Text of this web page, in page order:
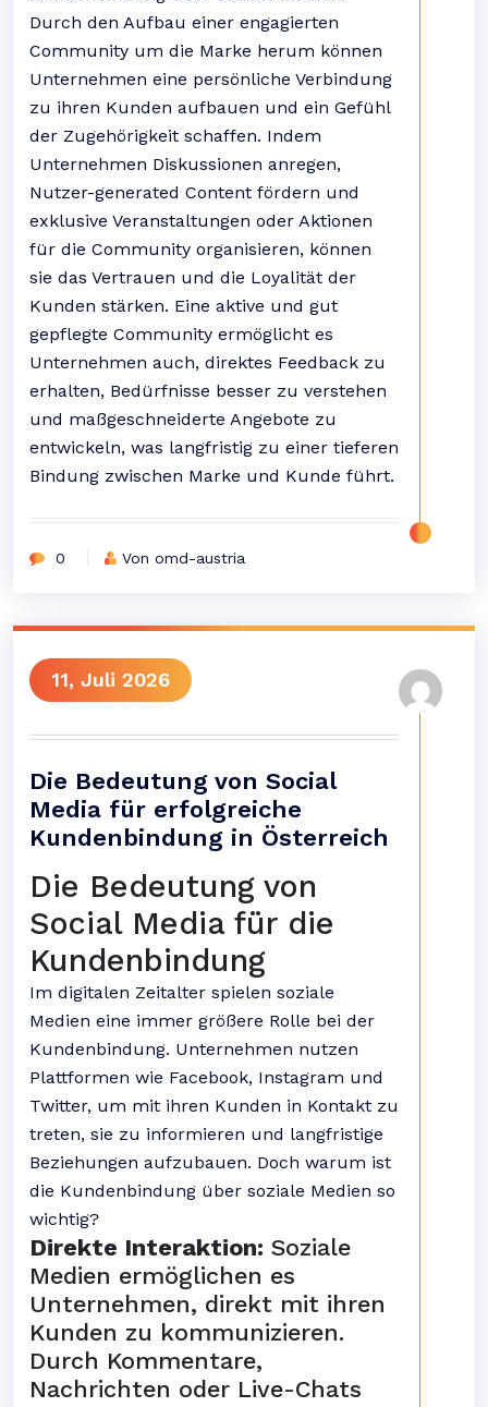
Durch den Aufbau einer engagierten
Community um die Marke herum können
Unternehmen eine persönliche Verbindung
zu ihren Kunden aufbauen und ein Gefühl
der Zugehörigkeit schaffen. Indem
Unternehmen Diskussionen anregen,
Nutzer-generated Content fördern und
exklusive Veranstaltungen oder Aktionen
für die Community organisieren, können
sie das Vertrauen und die Loyalität der
Kunden stärken. Eine aktive und gut
gepflegte Community ermöglicht es
Unternehmen auch, direktes Feedback zu
erhalten, Bedürfnisse besser zu verstehen
und maßgeschneiderte Angebote zu
entwickeln, was langfristig zu einer tieferen
Bindung zwischen Marke und Kunde führt.
0 Von omd-austria
11, Juli 2026
Die Bedeutung von Social
Media für erfolgreiche
Kundenbindung in Österreich
Die Bedeutung von
Social Media für die
Kundenbindung
Im digitalen Zeitalter spielen soziale
Medien eine immer größere Rolle bei der
Kundenbindung. Unternehmen nutzen
Plattformen wie Facebook, Instagram und
Twitter, um mit ihren Kunden in Kontakt zu
treten, sie zu informieren und langfristige
Beziehungen aufzubauen. Doch warum ist
die Kundenbindung über soziale Medien so
wichtig?
Direkte Interaktion: Soziale
Medien ermöglichen es
Unternehmen, direkt mit ihren
Kunden zu kommunizieren.
Durch Kommentare,
Nachrichten oder Live-Chats